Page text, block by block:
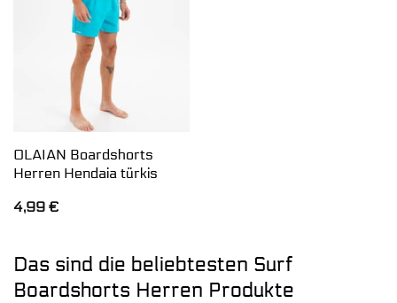
OLAIAN Boardshorts
Herren Hendaia türkis
4,99 €
Das sind die beliebtesten Surf
Boardshorts Herren Produkte